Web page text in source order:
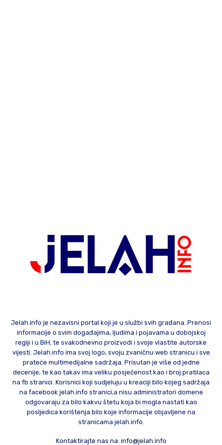
Jelah.info je nezavisni portal koji je u službi svih građana. Prenosi
informacije o svim događajima, ljudima i pojavama u dobojskoj
regiji i u BiH, te svakodnevno proizvodi i svoje vlastite autorske
vijesti. Jelah.info ima svoj logo, svoju zvaničnu web stranicu i sve
prateće multimedijalne sadržaja. Prisutan je više od jedne
decenije, te kao takav ima veliku posjećenost kao i broj pratilaca
na fb stranici. Korisnici koji sudjeluju u kreaciji bilo kojeg sadržaja
na facebook jelah.info stranici,a nisu administratori domene
odgovaraju za bilo kakvu štetu koja bi mogla nastati kao
posljedica korištenja bilo koje informacije objavljene na
stranicama jelah.info.
Kontaktirajte nas na: info@jelah.info